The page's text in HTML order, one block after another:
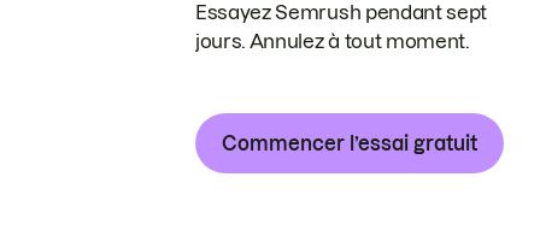
Essayez Semrush pendant sept
jours. Annulez à tout moment.
Commencer l’essai gratuit